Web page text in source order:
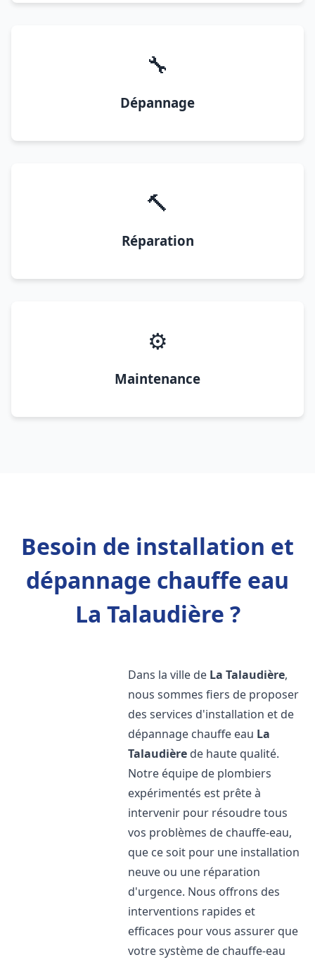
🔧
Dépannage
🔨
Réparation
⚙️
Maintenance
Besoin de installation et
dépannage chauffe eau
La Talaudière ?
Dans la ville de La Talaudière,
nous sommes fiers de proposer
des services d'installation et de
dépannage chauffe eau La
Talaudière de haute qualité.
Notre équipe de plombiers
expérimentés est prête à
intervenir pour résoudre tous
vos problèmes de chauffe-eau,
que ce soit pour une installation
neuve ou une réparation
d'urgence. Nous offrons des
interventions rapides et
efficaces pour vous assurer que
votre système de chauffe-eau